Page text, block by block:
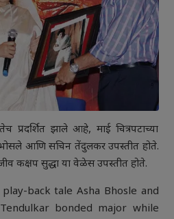
प्रदर्शित झाले आहे, माई चित्रपटाच्या
आणि सचिन तेंदुलकर उपस्तीत होते.
कक्षप सुद्धा या वेळेस उपस्तीत होते.
back tale Asha Bhosle and
bonded major while